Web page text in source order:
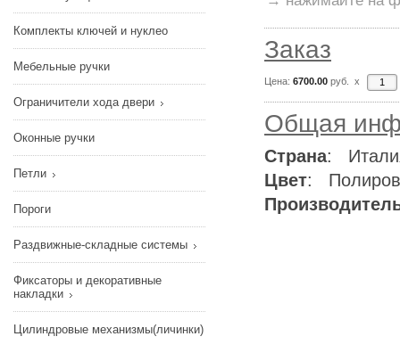
Комплекты ключей и нуклео
Мебельные ручки
Ограничители хода двери
Оконные ручки
Петли
Пороги
Раздвижные-складные системы
Фиксаторы и декоративные
накладки
Цилиндровые механизмы(личинки)
Заказ
Цена: 6700.00 руб. x
Общая
Страна:
Цвет: